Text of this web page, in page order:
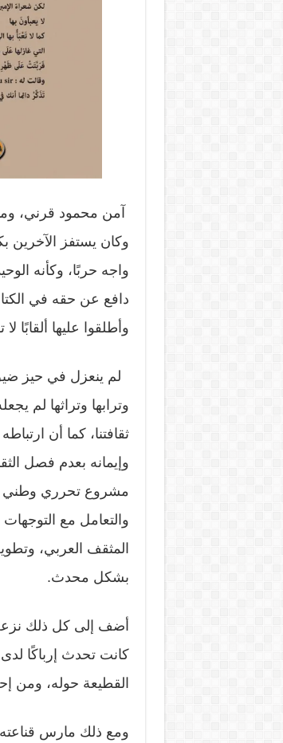
آمن محمود قرني، وما
وكان يستفز الآخرين
واجه حربًا، وكأنه
دافع عن حقه في
وأطلقوا عليها ألقابًا
لم ينعزل في حيز ضيق،
وترابها وتراثها لم
ثقافتنا، كما أن
وإيمانه بعدم فصل
مشروع تحرري وطني
والتعامل مع
المثقف العربي،
بشكل محدث.
أضف إلى كل ذلك نزعة
كانت تحدث إرباكًا
القطيعة حوله، ومن
ومع ذلك مارس قناعته